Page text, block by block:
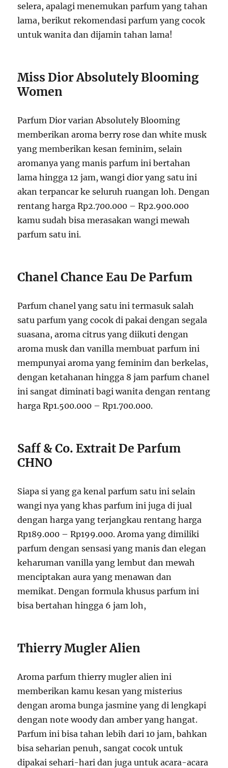
selera, apalagi menemukan parfum yang tahan
lama, berikut rekomendasi parfum yang cocok
untuk wanita dan dijamin tahan lama!
Miss Dior Absolutely Blooming
Women
Parfum Dior varian Absolutely Blooming
memberikan aroma berry rose dan white musk
yang memberikan kesan feminim, selain
aromanya yang manis parfum ini bertahan
lama hingga 12 jam, wangi dior yang satu ini
akan terpancar ke seluruh ruangan loh.Dengan
rentang harga Rp2.700.000 – Rp2.900.000
kamu sudah bisa merasakan wangi mewah
parfum satu ini.
Chanel Chance Eau De Parfum
Parfum chanel yang satu ini termasuk salah
satu parfum yang cocok di pakai dengan segala
suasana, aroma citrus yang diikuti dengan
aroma musk dan vanilla membuat parfum ini
mempunyai aroma yang feminim dan berkelas,
dengan ketahanan hingga 8 jam parfum chanel
ini sangat diminati bagi wanita dengan rentang
harga Rp1.500.000 – Rp1.700.000.
Saff & Co. Extrait De Parfum
CHNO
Siapa si yang ga kenal parfum satu ini selain
wangi nya yang khas parfum ini juga di jual
dengan harga yang terjangkau rentang harga
Rp189.000 – Rp199.000. Aroma yang dimiliki
parfum dengan sensasi yang manis dan elegan
keharuman vanilla yang lembut dan mewah
menciptakan aura yang menawan dan
memikat. Dengan formula khusus parfum ini
bisa bertahan hingga 6 jam loh,
Thierry Mugler Alien
Aroma parfum thierry mugler alien ini
memberikan kamu kesan yang misterius
dengan aroma bunga jasmine yang di lengkapi
dengan note woody dan amber yang hangat.
Parfum ini bisa tahan lebih dari 10 jam, bahkan
bisa seharian penuh, sangat cocok untuk
dipakai sehari-hari dan juga untuk acara-acara